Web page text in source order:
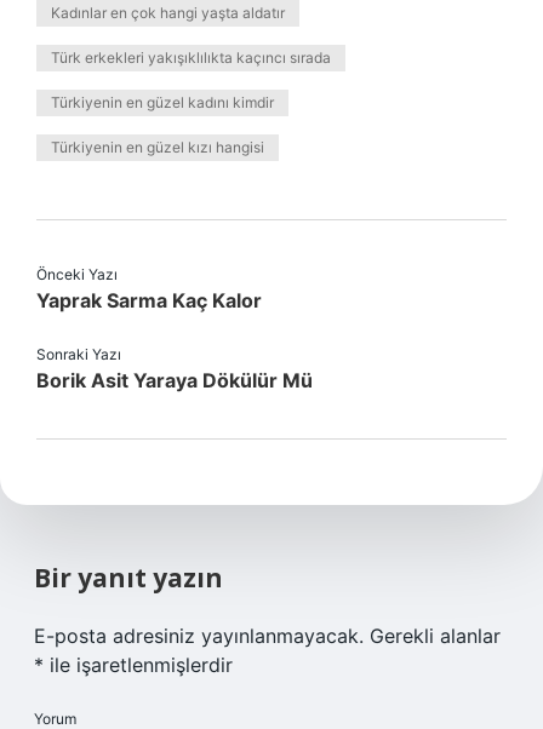
Kadınlar en çok hangi yaşta aldatır
Türk erkekleri yakışıklılıkta kaçıncı sırada
Türkiyenin en güzel kadını kimdir
Türkiyenin en güzel kızı hangisi
Önceki Yazı
Yaprak Sarma Kaç Kalor
Sonraki Yazı
Borik Asit Yaraya Dökülür Mü
Bir yanıt yazın
E-posta adresiniz yayınlanmayacak. Gerekli alanlar
* ile işaretlenmişlerdir
Yorum